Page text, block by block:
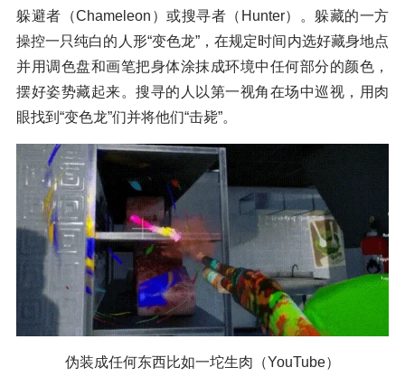
躲避者（Chameleon）或搜寻者（Hunter）。躲藏的一方
操控一只纯白的人形“变色龙”，在规定时间内选好藏身地点
并用调色盘和画笔把身体涂抹成环境中任何部分的颜色，
摆好姿势藏起来。搜寻的人以第一视角在场中巡视，用肉
眼找到“变色龙”们并将他们“击毙”。
伪装成任何东西比如一坨生肉（YouTube）